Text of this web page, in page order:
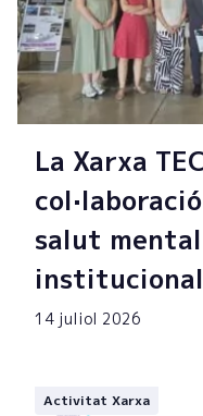
La Xarxa
salut
14 juliol 2026
Activitat Xarxa